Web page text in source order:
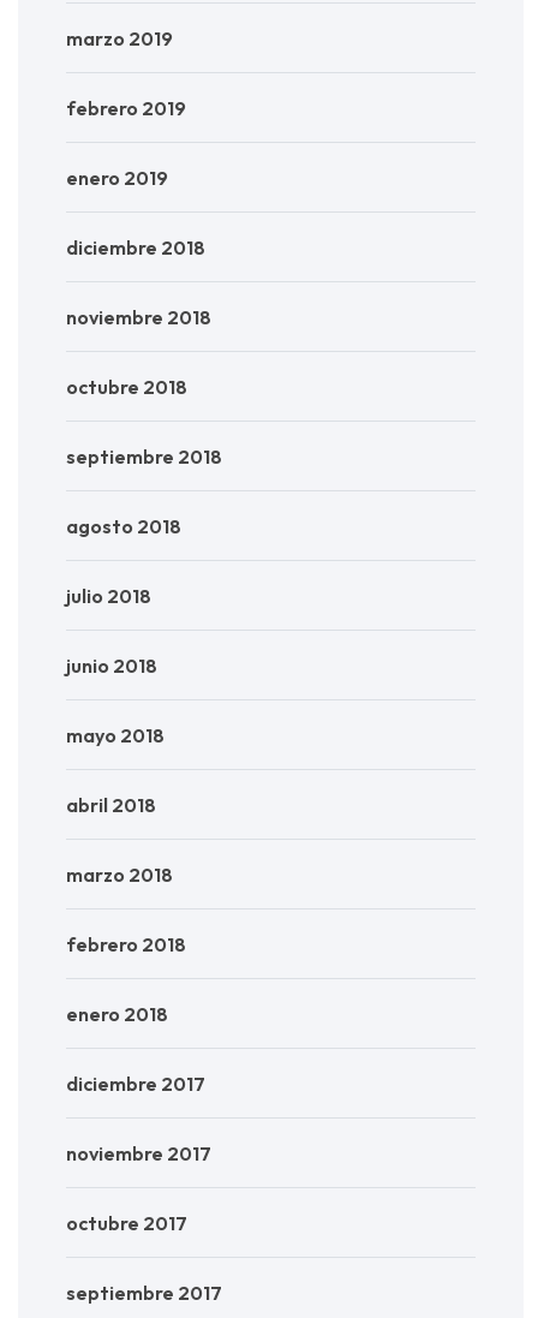
marzo 2019
febrero 2019
enero 2019
diciembre 2018
noviembre 2018
octubre 2018
septiembre 2018
agosto 2018
julio 2018
junio 2018
mayo 2018
abril 2018
marzo 2018
febrero 2018
enero 2018
diciembre 2017
noviembre 2017
octubre 2017
septiembre 2017